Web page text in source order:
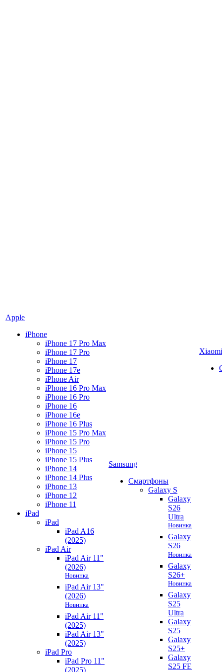
Apple
iPhone
iPhone 17 Pro Max
iPhone 17 Pro
iPhone 17
iPhone 17e
iPhone Air
iPhone 16 Pro Max
iPhone 16 Pro
iPhone 16
iPhone 16e
iPhone 16 Plus
iPhone 15 Pro Max
iPhone 15 Pro
iPhone 15
iPhone 15 Plus
iPhone 14
iPhone 14 Plus
iPhone 13
iPhone 12
iPhone 11
iPad
iPad
iPad A16
(2025)
iPad Air
iPad Air 11"
(2026)
Новинка
iPad Air 13"
(2026)
Новинка
iPad Air 11"
(2025)
iPad Air 13"
(2025)
iPad Pro
iPad Pro 11"
(2025)
Samsung
Смартфоны
Galaxy S
Galaxy
S26
Ultra
Новинка
Galaxy
S26
Новинка
Galaxy
S26+
Новинка
Galaxy
S25
Ultra
Galaxy
S25
Galaxy
S25+
Galaxy
S25 FE
Xiaomi